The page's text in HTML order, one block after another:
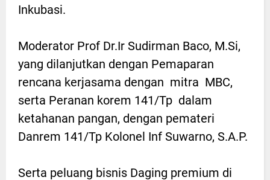
Inkubasi.
Moderator Prof Dr.Ir Sudirman Baco, M.Si,
yang dilanjutkan dengan Pemaparan
rencana kerjasama dengan mitra MBC,
serta Peranan korem 141/Tp dalam
ketahanan pangan, dengan pemateri
Danrem 141/Tp Kolonel Inf Suwarno, S.A.P.
Serta peluang bisnis Daging premium di